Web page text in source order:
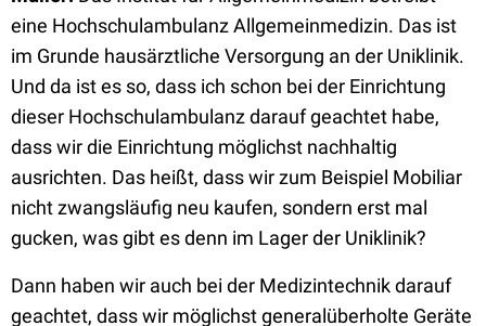
eine Hochschulambulanz Allgemeinmedizin. Das ist
im Grunde hausärztliche Versorgung an der Uniklinik.
Und da ist es so, dass ich schon bei der Einrichtung
dieser Hochschulambulanz darauf geachtet habe,
dass wir die Einrichtung möglichst nachhaltig
ausrichten. Das heißt, dass wir zum Beispiel Mobiliar
nicht zwangsläufig neu kaufen, sondern erst mal
gucken, was gibt es denn im Lager der Uniklinik?
Dann haben wir auch bei der Medizintechnik darauf
geachtet, dass wir möglichst generalüberholte Geräte